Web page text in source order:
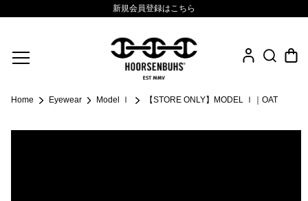
.925 Sterling
Sacred Collection
新規会員登録はこちら
Home Eyewear Model Ⅰ 【STORE ONLY】MODEL Ⅰ｜OAT